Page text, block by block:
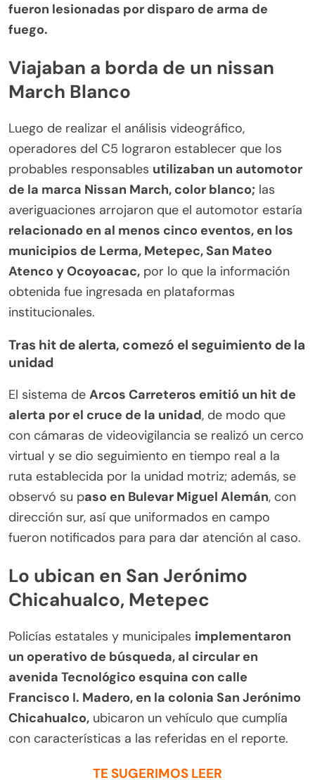
fueron lesionadas por disparo de arma de
fuego.
Viajaban a borda de un nissan
March Blanco
Luego de realizar el análisis videográfico,
operadores del C5 lograron establecer que los
probables responsables utilizaban un automotor
de la marca Nissan March, color blanco; las
averiguaciones arrojaron que el automotor estaría
relacionado en al menos cinco eventos, en los
municipios de Lerma, Metepec, San Mateo
Atenco y Ocoyoacac, por lo que la información
obtenida fue ingresada en plataformas
institucionales.
Tras hit de alerta, comezó el seguimiento de la
unidad
El sistema de Arcos Carreteros emitió un hit de
alerta por el cruce de la unidad, de modo que
con cámaras de videovigilancia se realizó un cerco
virtual y se dio seguimiento en tiempo real a la
ruta establecida por la unidad motriz; además, se
observó su paso en Bulevar Miguel Alemán, con
dirección sur, así que uniformados en campo
fueron notificados para para dar atención al caso.
Lo ubican en San Jerónimo
Chicahualco, Metepec
Policías estatales y municipales implementaron
un operativo de búsqueda, al circular en
avenida Tecnológico esquina con calle
Francisco I. Madero, en la colonia San Jerónimo
Chicahualco, ubicaron un vehículo que cumplía
con características a las referidas en el reporte.
TE SUGERIMOS LEER